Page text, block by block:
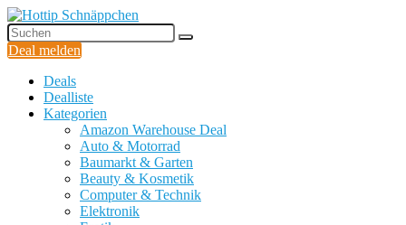
Deal melden
Deals
Dealliste
Kategorien
Amazon Warehouse Deal
Auto & Motorrad
Baumarkt & Garten
Beauty & Kosmetik
Computer & Technik
Elektronik